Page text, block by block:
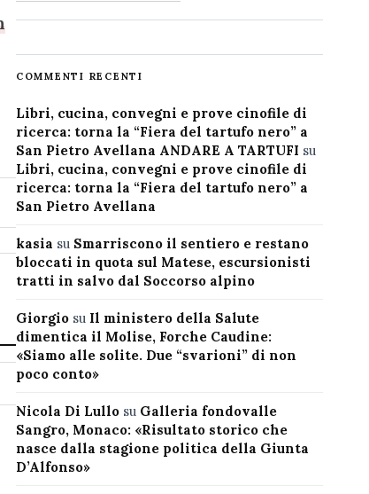
COMMENTI RECENTI
Libri, cucina, convegni e prove cinofile di
ricerca: torna la “Fiera del tartufo nero” a
San Pietro Avellana ANDARE A TARTUFI su
Libri, cucina, convegni e prove cinofile di
ricerca: torna la “Fiera del tartufo nero” a
San Pietro Avellana
kasia su Smarriscono il sentiero e restano
bloccati in quota sul Matese, escursionisti
tratti in salvo dal Soccorso alpino
Giorgiosu Il ministero della Salute
dimentica il Molise, Forche Caudine:
«Siamo alle solite. Due “svarioni” di non
poco conto»
Nicola Di Lullosu Galleria fondovalle
Sangro, Monaco: «Risultato storico che
nasce dalla stagione politica della Giunta
D’Alfonso»